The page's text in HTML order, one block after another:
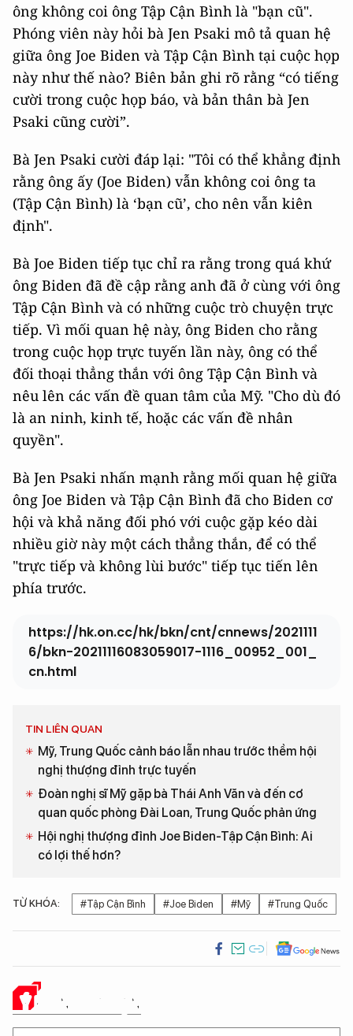
ông không coi ông Tập Cận Bình là "bạn cũ".
Phóng viên này hỏi bà Jen Psaki mô tả quan hệ
giữa ông Joe Biden và Tập Cận Bình tại cuộc họp
này như thế nào? Biên bản ghi rõ rằng “có tiếng
cười trong cuộc họp báo, và bản thân bà Jen
Psaki cũng cười”.
Bà Jen Psaki cười đáp lại: "Tôi có thể khẳng định
rằng ông ấy (Joe Biden) vẫn không coi ông ta
(Tập Cận Bình) là ‘bạn cũ’, cho nên vẫn kiên
định".
Bà Joe Biden tiếp tục chỉ ra rằng trong quá khứ
ông Biden đã đề cập rằng anh đã ở cùng với ông
Tập Cận Bình và có những cuộc trò chuyện trực
tiếp. Vì mối quan hệ này, ông Biden cho rằng
trong cuộc họp trực tuyến lần này, ông có thể
đối thoại thẳng thắn với ông Tập Cận Bình và
nêu lên các vấn đề quan tâm của Mỹ. "Cho dù đó
là an ninh, kinh tế, hoặc các vấn đề nhân
quyền".
Bà Jen Psaki nhấn mạnh rằng mối quan hệ giữa
ông Joe Biden và Tập Cận Bình đã cho Biden cơ
hội và khả năng đối phó với cuộc gặp kéo dài
nhiều giờ này một cách thẳng thắn, để có thể
"trực tiếp và không lùi bước" tiếp tục tiến lên
phía trước.
https://hk.on.cc/hk/bkn/cnt/cnnews/2021111
6/bkn-20211116083059017-1116_00952_001_
cn.html
TIN LIÊN QUAN
Mỹ, Trung Quốc cảnh báo lẫn nhau trước thềm hội
nghị thượng đỉnh trực tuyến
Đoàn nghị sĩ Mỹ gặp bà Thái Anh Văn và đến cơ
quan quốc phòng Đài Loan, Trung Quốc phản ứng
Hội nghị thượng đỉnh Joe Biden-Tập Cận Bình: Ai
có lợi thế hơn?
TỪ KHÓA: #Tập Cận Bình #Joe Biden #Mỹ #Trung Quốc
Ý KIẾN CỦA BẠN